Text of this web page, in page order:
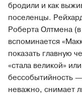
бродили и как
поселенцы.
Роберта Олтмена
вспоминается
показать главную
«стала великой»
бессобытийность
неважно, снимает